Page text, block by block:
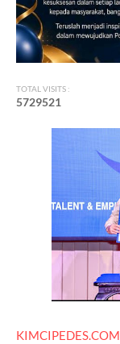
TOTAL VISITS :
5729521
KIMCIPEDES.COM